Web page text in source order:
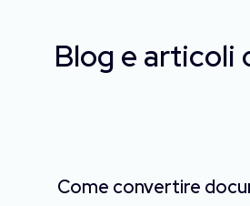
Blog e articoli
Come convertire